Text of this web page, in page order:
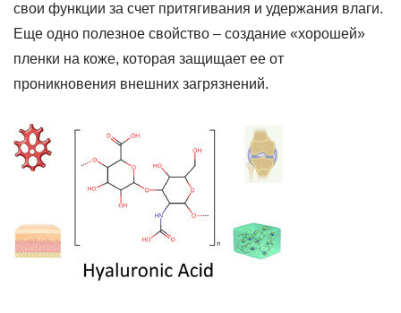
свои функции за счет притягивания и удержания влаги.
Еще одно полезное свойство – создание «хорошей»
пленки на коже, которая защищает ее от
проникновения внешних загрязнений.